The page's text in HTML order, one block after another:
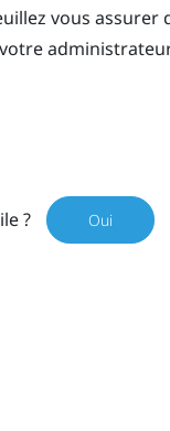
vous assurer
? Oui